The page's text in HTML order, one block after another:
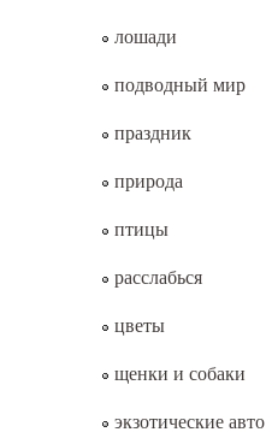
лошади
подводный мир
праздник
природа
птицы
расслабься
цветы
щенки и собаки
экзотические авто